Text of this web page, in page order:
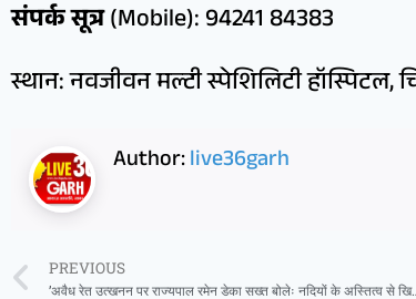
संपर्क सूत्र(Mobile): 94241 84383
स्थान: नवजीवन मल्टी स्पेशिलिटी हॉस्पिटल,
Author:live36garh
PREVIOUS
’अवैध रेत उत्खनन पर राज्यपाल